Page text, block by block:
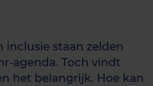
inclusie staan zelden
agenda. Toch vindt
het belangrijk. Hoe kan